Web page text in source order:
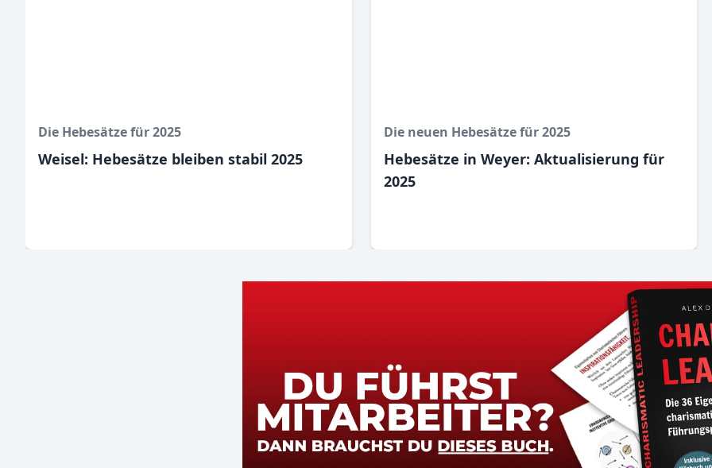
Die Hebesätze für 2025
Weisel: Hebesätze bleiben stabil 2025
Die neuen Hebesätze für 2025
Hebesätze in Weyer: Aktualisierung für
2025